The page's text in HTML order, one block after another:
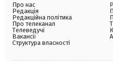
Про нас
Редакція
Редакційна політика
Про телеканал
Телеведучі
Вакансії
Структура власності